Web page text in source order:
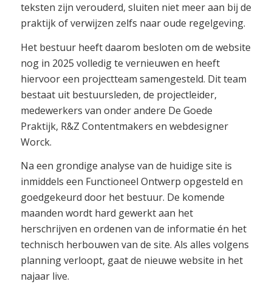
teksten zijn verouderd, sluiten niet meer aan bij de
praktijk of verwijzen zelfs naar oude regelgeving.
Het bestuur heeft daarom besloten om de website
nog in 2025 volledig te vernieuwen en heeft
hiervoor een projectteam samengesteld. Dit team
bestaat uit bestuursleden, de projectleider,
medewerkers van onder andere De Goede
Praktijk, R&Z Contentmakers en webdesigner
Worck.
Na een grondige analyse van de huidige site is
inmiddels een Functioneel Ontwerp opgesteld en
goedgekeurd door het bestuur. De komende
maanden wordt hard gewerkt aan het
herschrijven en ordenen van de informatie én het
technisch herbouwen van de site. Als alles volgens
planning verloopt, gaat de nieuwe website in het
najaar live.